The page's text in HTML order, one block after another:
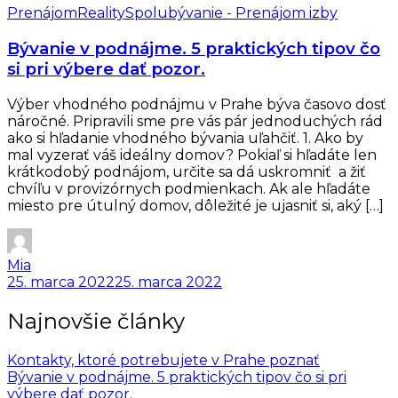
Prenájom RealitySpolubývanie - Prenájom izby
Bývanie v podnájme. 5 praktických tipov čo
si pri výbere dať pozor.
Výber vhodného podnájmu v Prahe býva časovo dosť
náročné. Pripravili sme pre vás pár jednoduchých rád
ako si hľadanie vhodného bývania uľahčiť. 1. Ako by
mal vyzerať váš ideálny domov? Pokiaľ si hľadáte len
krátkodobý podnájom, určite sa dá uskromniť a žiť
chvíľu v provizórnych podmienkach. Ak ale hľadáte
miesto pre útulný domov, dôležité je ujasniť si, aký […]
Mia
25. marca 202225. marca 2022
Najnovšie články
Kontakty, ktoré potrebujete v Prahe poznať
Bývanie v podnájme. 5 praktických tipov čo si pri
výbere dať pozor.